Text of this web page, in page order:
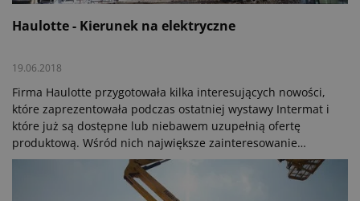
Haulotte - Kierunek na elektryczne
19.06.2018
Firma Haulotte przygotowała kilka interesujących nowości,
które zaprezentowała podczas ostatniej wystawy Intermat i
które już są dostępne lub niebawem uzupełnią ofertę
produktową. Wśród nich największe zainteresowanie
wzbudziły bez wątpienia terenowe podnośniki przegubowe
HA20 LE i HA20 LE Pro o wysokości roboczej 21 m z
najnowszej generacji Pulseo, będące zwiastunami nowej